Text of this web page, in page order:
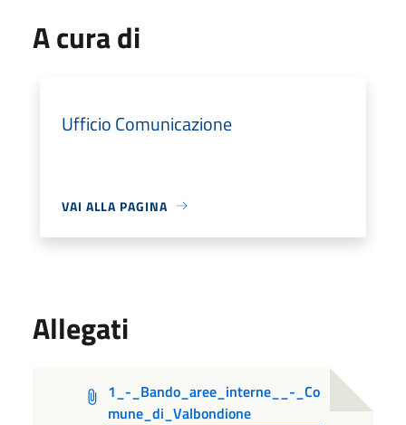
A cura di
Ufficio Comunicazione
VAI ALLA PAGINA
Allegati
1_-_Bando_aree_interne__-_Co
mune_di_Valbondione